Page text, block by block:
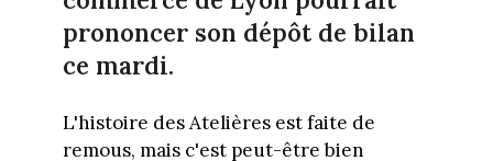
prononcer son dépôt de bilan
ce mardi.
L'histoire des Atelières est faite de
remous, mais c'est peut-être bien